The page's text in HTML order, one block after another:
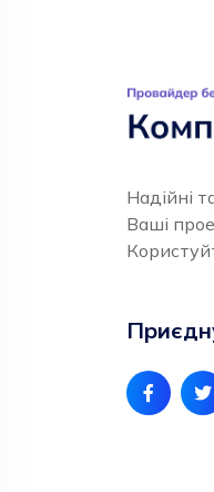
Надійні
Ваші